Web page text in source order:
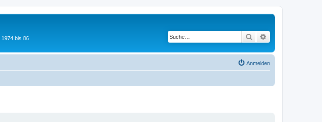
1974 bis 86 Suche
Anmelden